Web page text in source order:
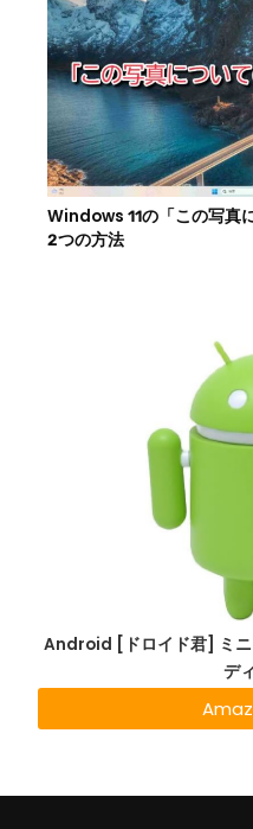
Windows 11の「この写真
2つの方法
Android [ドロイド君] ミニ
デ